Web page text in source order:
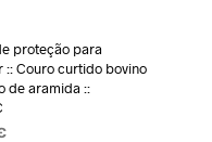
proteção para
:: Couro curtido bovino
de aramida ::